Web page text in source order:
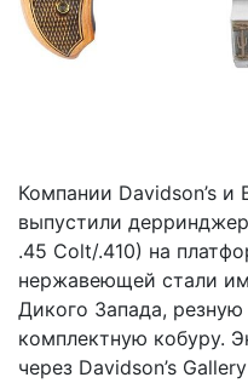
Компании Davidson’s и
выпустили
.45 Colt/.410) на
нержавеющей стали
Дикого Запада,
комплектную кобуру.
через Davidson’s